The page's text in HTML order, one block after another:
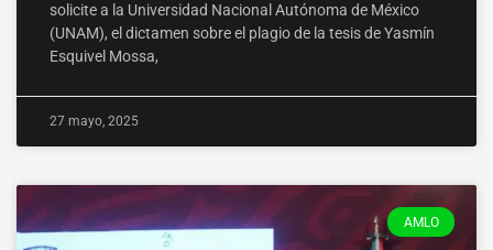
solicite a la Universidad Nacional Autónoma de México
(UNAM), el dictamen sobre el plagio de la tesis de Yasmín
Esquivel Mossa,
27 mayo, 2025
AMLO